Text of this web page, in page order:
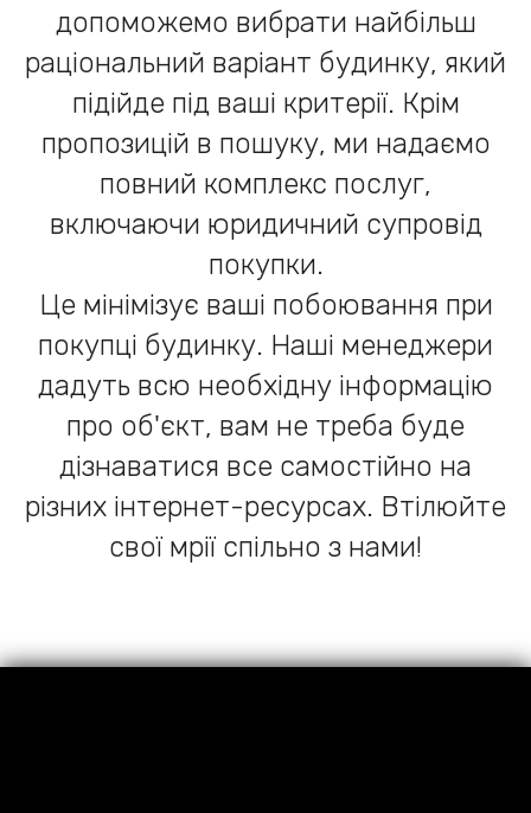
допоможемо вибрати найбільш
раціональний варіант будинку, який
підійде під ваші критерії. Крім
пропозицій в пошуку, ми надаємо
повний комплекс послуг,
включаючи юридичний супровід
покупки.
Це мінімізує ваші побоювання при
покупці будинку. Наші менеджери
дадуть всю необхідну інформацію
про об'єкт, вам не треба буде
дізнаватися все самостійно на
різних інтернет-ресурсах. Втілюйте
свої мрії спільно з нами!